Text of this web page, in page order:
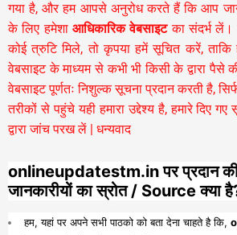
गया है, और हम आपसे अनुरोध करते हैं कि आप
के लिए हमेशा आधिकारिक वेबसाइटका संदर्भ लें।
कोई त्रुटि मिले, तो कृपया हमें सूचित करें,
वेबसाइट के माध्यम से कभी भी किसी के द्वारा पैसे
वेबसाइट पूर्णतः निशुल्क सूचना प्रदान करती है,
तरीकों से पहुंचे यही हमारा उद्देश्य है, हमारे दिए
द्वारा जांच परख लें | धन्यवाद
onlineupdatestm.in पर प्रदान की
जानकारीयों का स्रोत / Source क्या
हम, यहां पर अपने सभी पाठको को बता देना चाहते है कि,